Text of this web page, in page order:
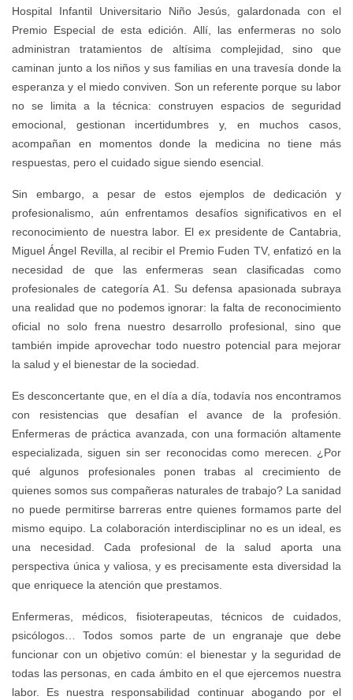
Hospital Infantil Universitario Niño Jesús, galardonada con el
Premio Especial de esta edición. Allí, las enfermeras no solo
administran tratamientos de altísima complejidad, sino que
caminan junto a los niños y sus familias en una travesía donde la
esperanza y el miedo conviven. Son un referente porque su labor
no se limita a la técnica: construyen espacios de seguridad
emocional, gestionan incertidumbres y, en muchos casos,
acompañan en momentos donde la medicina no tiene más
respuestas, pero el cuidado sigue siendo esencial.
Sin embargo, a pesar de estos ejemplos de dedicación y
profesionalismo, aún enfrentamos desafíos significativos en el
reconocimiento de nuestra labor. El ex presidente de Cantabria,
Miguel Ángel Revilla, al recibir el Premio Fuden TV, enfatizó en la
necesidad de que las enfermeras sean clasificadas como
profesionales de categoría A1. Su defensa apasionada subraya
una realidad que no podemos ignorar: la falta de reconocimiento
oficial no solo frena nuestro desarrollo profesional, sino que
también impide aprovechar todo nuestro potencial para mejorar
la salud y el bienestar de la sociedad.
Es desconcertante que, en el día a día, todavía nos encontramos
con resistencias que desafían el avance de la profesión.
Enfermeras de práctica avanzada, con una formación altamente
especializada, siguen sin ser reconocidas como merecen. ¿Por
qué algunos profesionales ponen trabas al crecimiento de
quienes somos sus compañeras naturales de trabajo? La sanidad
no puede permitirse barreras entre quienes formamos parte del
mismo equipo. La colaboración interdisciplinar no es un ideal, es
una necesidad. Cada profesional de la salud aporta una
perspectiva única y valiosa, y es precisamente esta diversidad la
que enriquece la atención que prestamos.
Enfermeras, médicos, fisioterapeutas, técnicos de cuidados,
psicólogos… Todos somos parte de un engranaje que debe
funcionar con un objetivo común: el bienestar y la seguridad de
todas las personas, en cada ámbito en el que ejercemos nuestra
labor. Es nuestra responsabilidad continuar abogando por el